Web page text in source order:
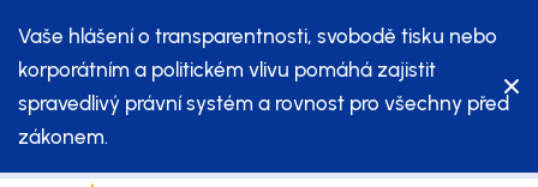
Vaše hlášení o transparentnosti, svobodě tisku nebo
korporátním a politickém vlivu pomáhá zajistit
spravedlivý právní systém a rovnost pro všechny před
zákonem.